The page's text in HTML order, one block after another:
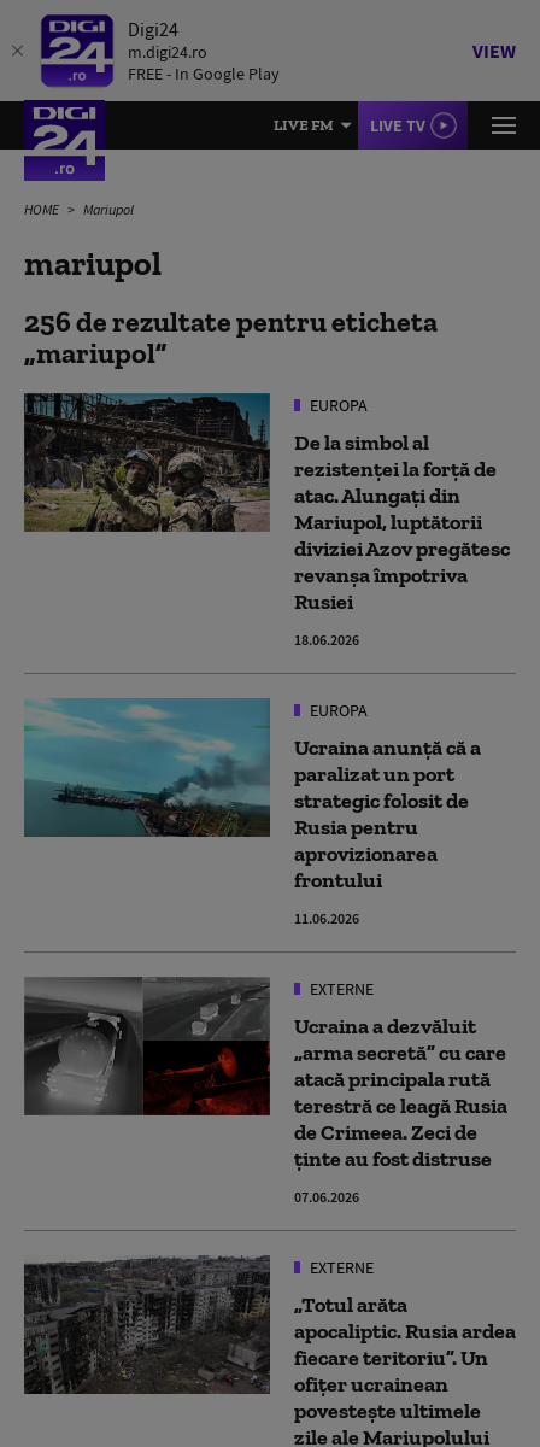
Digi24
m.digi24.ro
FREE - In Google Play
VIEW
LIVE FM LIVE TV
HOME Mariupol
mariupol
256 de rezultate pentru eticheta
mariupol
EUROPA
De la simbol al
rezistenței la forță de
atac. Alungați din
Mariupol, luptătorii
diviziei Azov pregătesc
revanșa împotriva
Rusiei
18.06.2026
EUROPA
Ucraina anunță că a
paralizat un port
strategic folosit de
Rusia pentru
aprovizionarea
frontului
11.06.2026
EXTERNE
Ucraina a dezvăluit
„arma secretă” cu care
atacă principala rută
terestră ce leagă Rusia
de Crimeea. Zeci de
ținte au fost distruse
07.06.2026
EXTERNE
„Totul arăta
apocaliptic. Rusia ardea
fiecare teritoriu”. Un
ofițer ucrainean
povestește ultimele
zile ale Mariupolului